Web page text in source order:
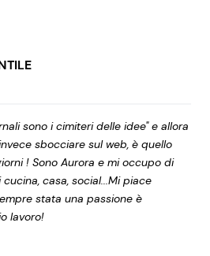
sono i cimiteri delle idee" e allora
sbocciare sul web, è quello
! Sono Aurora e mi occupo di
casa, social...Mi piace
stata una passione è
lavoro!